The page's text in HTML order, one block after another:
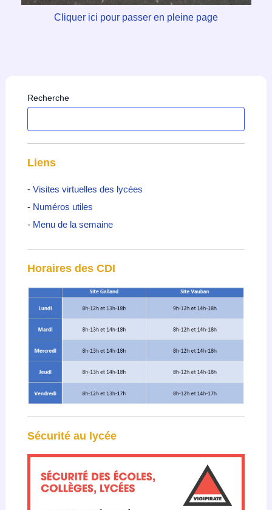
Cliquer ici pour passer en pleine page
Recherche
Liens
- Visites virtuelles des lycées
- Numéros utiles
- Menu de la semaine
Horaires des CDI
Sécurité au lycée